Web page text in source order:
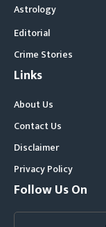
Astrology
Editorial
Crime Stories
Links
About Us
Contact Us
Disclaimer
Privacy Policy
Follow Us On